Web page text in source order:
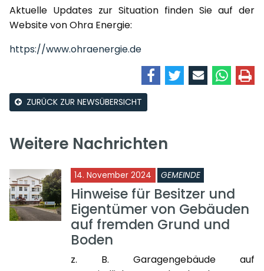
Aktuelle Updates zur Situation finden Sie auf der
Website von Ohra Energie:
https://www.ohraenergie.de
ZURÜCK ZUR NEWSÜBERSICHT
Weitere Nachrichten
14. November 2024 GEMEINDE
Hinweise für Besitzer und
Eigentümer von Gebäuden
auf fremden Grund und
Boden
z. B. Garagengebäude auf